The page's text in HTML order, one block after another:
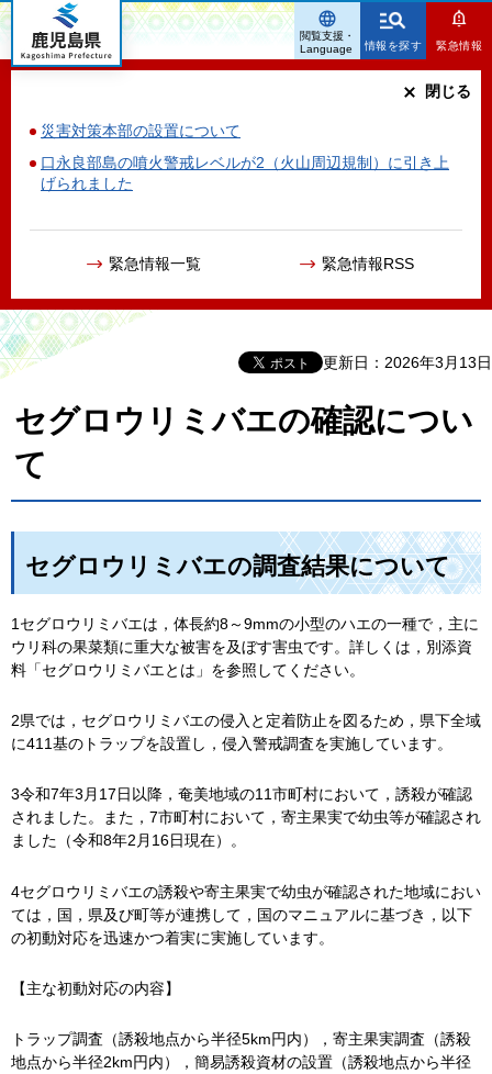
鹿児島県
情報を探す 緊急情報
災害対策本部の設置について
口永良部島の噴火警戒レベルが2（火山周辺規制）に引き上
げられました
緊急情報一覧 緊急情報RSS
閉じる
閲覧支援・
Language
更新日：2026年3月13日
セグロウリミバエの確認につい
て
セグロウリミバエの調査結果について
1セグロウリミバエは，体長約8～9mmの小型のハエの一種で，主に
ウリ科の果菜類に重大な被害を及ぼす害虫です。詳しくは，別添資
料「セグロウリミバエとは」を参照してください。
2県では，セグロウリミバエの侵入と定着防止を図るため，県下全域
に411基のトラップを設置し，侵入警戒調査を実施しています。
3令和7年3月17日以降，奄美地域の11市町村において，誘殺が確認
されました。また，7市町村において，寄主果実で幼虫等が確認され
ました（令和8年2月16日現在）。
4セグロウリミバエの誘殺や寄主果実で幼虫が確認された地域におい
ては，国，県及び町等が連携して，国のマニュアルに基づき，以下
の初動対応を迅速かつ着実に実施しています。
【主な初動対応の内容】
トラップ調査（誘殺地点から半径5km円内），寄主果実調査（誘殺
地点から半径2km円内），簡易誘殺資材の設置（誘殺地点から半径